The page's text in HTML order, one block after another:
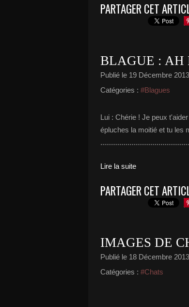
PARTAGER CET
BLAGUE : AH
Publié le 19 Décembre 2013
Catégories : #Blagues
Lui : Chérie ! Je peux
épluches la moitié et tu les
Lire la suite
PARTAGER CET
IMAGES DE
Publié le 18 Décembre 2013
Catégories : #Chats